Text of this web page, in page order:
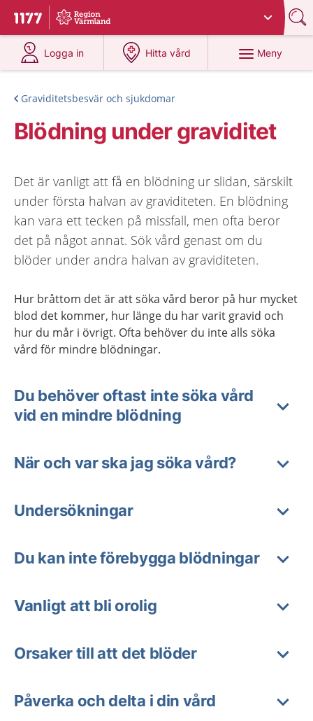
Till startsidan för 1177
Du har valt region
Logga in
på 1177.se
Hitta vård
på 1177.se
Meny
Graviditetsbesvär och sjukdomar
Blödning under graviditet
Det är vanligt att få en blödning ur slidan, särskilt
under första halvan av graviditeten. En blödning
kan vara ett tecken på missfall, men ofta beror
det på något annat. Sök vård genast om du
blöder under andra halvan av graviditeten.
Hur bråttom det är att söka vård beror på hur mycket
blod det kommer, hur länge du har varit gravid och
hur du mår i övrigt. Ofta behöver du inte alls söka
vård för mindre blödningar.
Du behöver oftast inte söka vård
vid en mindre blödning
När och var ska jag söka vård?
Undersökningar
Du kan inte förebygga blödningar
Vanligt att bli orolig
Orsaker till att det blöder
Påverka och delta i din vård